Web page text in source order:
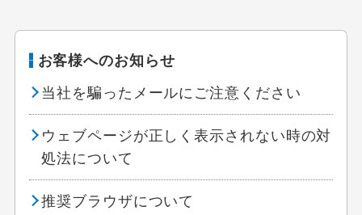
お客様へのお知らせ
当社を騙ったメールにご注意ください
ウェブページが正しく表示されない時の対
処法について
推奨ブラウザについて